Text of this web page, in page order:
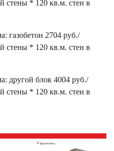
стены * 120 кв.м. стен в
газобетон 2704 руб./
стены * 120 кв.м. стен в
другой блок 4004 руб./
стены * 120 кв.м. стен в